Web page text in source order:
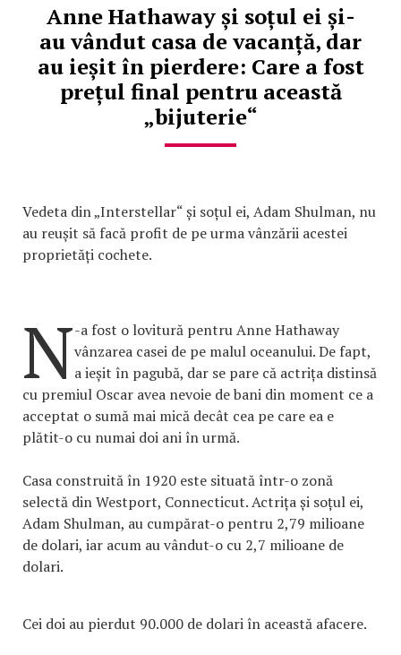
Anne Hathaway și soțul ei și-
au vândut casa de vacanță, dar
au ieșit în pierdere: Care a fost
prețul final pentru această
„bijuterie“
Vedeta din „Interstellar“ și soțul ei, Adam Shulman, nu
au reușit să facă profit de pe urma vânzării acestei
proprietăți cochete.
N-a fost o lovitură pentru Anne Hathaway
vânzarea casei de pe malul oceanului. De fapt,
a ieșit în pagubă, dar se pare că actrița distinsă
cu premiul Oscar avea nevoie de bani din moment ce a
acceptat o sumă mai mică decât cea pe care ea e
plătit-o cu numai doi ani în urmă.
Casa construită în 1920 este situată într-o zonă
selectă din Westport, Connecticut. Actrița și soțul ei,
Adam Shulman, au cumpărat-o pentru 2,79 milioane
de dolari, iar acum au vândut-o cu 2,7 milioane de
dolari.
Cei doi au pierdut 90.000 de dolari în această afacere.